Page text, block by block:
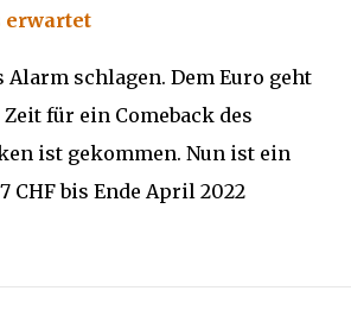
erwartet
Alarm schlagen. Dem Euro geht
für ein Comeback des
ist gekommen. Nun ist ein
CHF bis Ende April 2022